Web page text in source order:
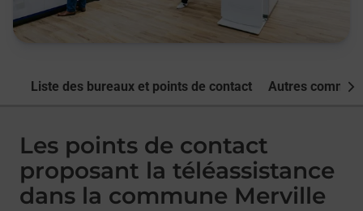
Liste des bureaux et points de contact Autres
Les points de contact
proposant la téléassistance
dans la commune Merville